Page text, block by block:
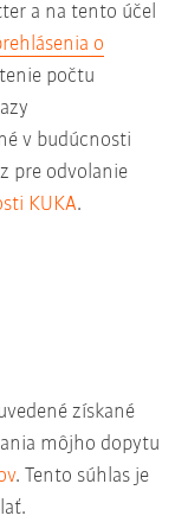
a na tento účel
o
počtu
v budúcnosti
pre odvolanie
KUKA.
získané
môjho dopytu
. Tento súhlas je